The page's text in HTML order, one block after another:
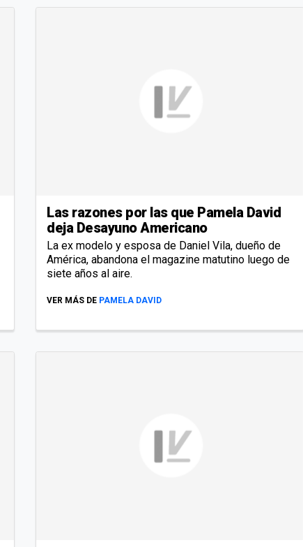
Las razones por las que Pamela David
deja Desayuno Americano
La ex modelo y esposa de Daniel Vila, dueño de
América, abandona el magazine matutino luego de
siete años al aire.
VER MÁS DE PAMELA DAVID